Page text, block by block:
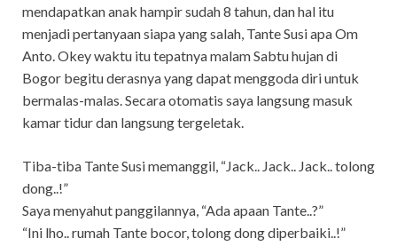
mendapatkan anak hampir sudah 8 tahun, dan hal itu
menjadi pertanyaan siapa yang salah, Tante Susi apa Om
Anto. Okey waktu itu tepatnya malam Sabtu hujan di
Bogor begitu derasnya yang dapat menggoda diri untuk
bermalas-malas. Secara otomatis saya langsung masuk
kamar tidur dan langsung tergeletak.
Tiba-tiba Tante Susi memanggil, “Jack.. Jack.. Jack.. tolong
dong..!”
Saya menyahut panggilannya, “Ada apaan Tante..?”
“Ini lho.. rumah Tante bocor, tolong dong diperbaiki..!”